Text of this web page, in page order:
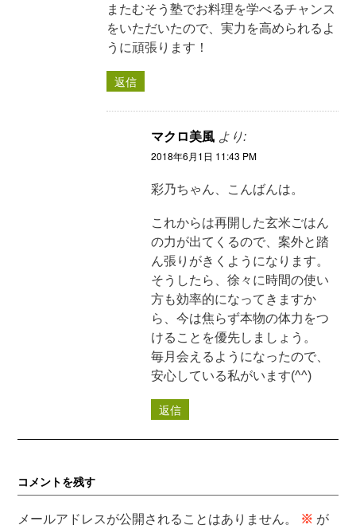
またむそう塾でお料理を学べるチャンス
をいただいたので、実力を高められるよ
うに頑張ります！
返信
マクロ美風 より:
2018年6月1日 11:43 PM
彩乃ちゃん、こんばんは。
これからは再開した玄米ごはん
の力が出てくるので、案外と踏
ん張りがきくようになります。
そうしたら、徐々に時間の使い
方も効率的になってきますか
ら、今は焦らず本物の体力をつ
けることを優先しましょう。
毎月会えるようになったので、
安心している私がいます(^^)
返信
コメントを残す
メールアドレスが公開されることはありません。 ※ が